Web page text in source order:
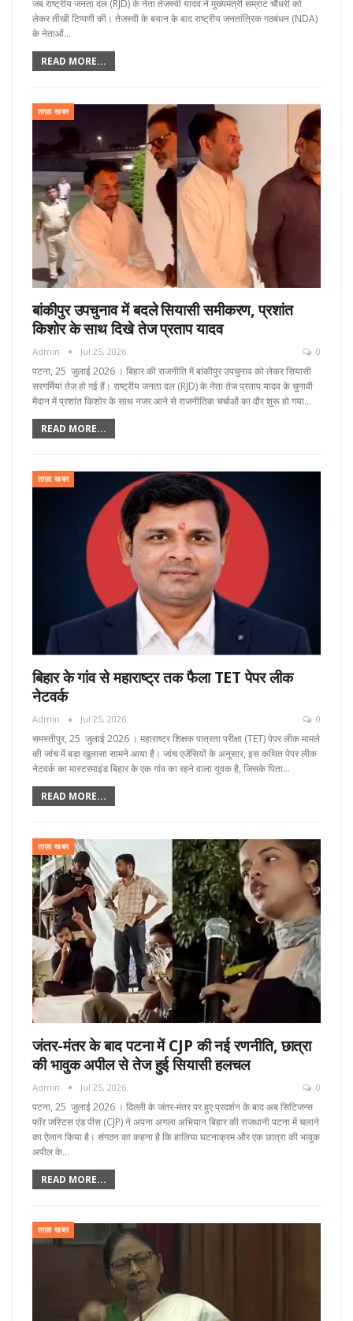
जब राष्ट्रीय जनता दल (RJD) के नेता तेजस्वी यादव ने मुख्यमंत्री सम्राट चौधरी को
लेकर तीखी टिप्पणी की। तेजस्वी के बयान के बाद राष्ट्रीय जनतांत्रिक गठबंधन (NDA)
के नेताओं…
READ MORE...
ताज़ा खबर
बांकीपुर उपचुनाव में बदले सियासी समीकरण, प्रशांत
किशोर के साथ दिखे तेज प्रताप यादव
Admin Jul 25, 2026 0
पटना, 25 जुलाई 2026 । बिहार की राजनीति में बांकीपुर उपचुनाव को लेकर सियासी
सरगर्मियां तेज हो गई हैं। राष्ट्रीय जनता दल (RJD) के नेता तेज प्रताप यादव के चुनावी
मैदान में प्रशांत किशोर के साथ नजर आने से राजनीतिक चर्चाओं का दौर शुरू हो गया…
READ MORE...
ताज़ा खबर
बिहार के गांव से महाराष्ट्र तक फैला TET पेपर लीक
नेटवर्क
Admin Jul 25, 2026 0
समस्तीपुर, 25 जुलाई 2026 । महाराष्ट्र शिक्षक पात्रता परीक्षा (TET) पेपर लीक मामले
की जांच में बड़ा खुलासा सामने आया है। जांच एजेंसियों के अनुसार, इस कथित पेपर लीक
नेटवर्क का मास्टरमाइंड बिहार के एक गांव का रहने वाला युवक है, जिसके पिता…
READ MORE...
ताज़ा खबर
जंतर-मंतर के बाद पटना में CJP की नई रणनीति, छात्रा
की भावुक अपील से तेज हुई सियासी हलचल
Admin Jul 25, 2026 0
पटना, 25 जुलाई 2026 । दिल्ली के जंतर-मंतर पर हुए प्रदर्शन के बाद अब सिटिजन्स
फॉर जस्टिस एंड पीस (CJP) ने अपना अगला अभियान बिहार की राजधानी पटना में चलाने
का ऐलान किया है। संगठन का कहना है कि हालिया घटनाक्रम और एक छात्रा की भावुक
अपील के…
READ MORE...
ताज़ा खबर